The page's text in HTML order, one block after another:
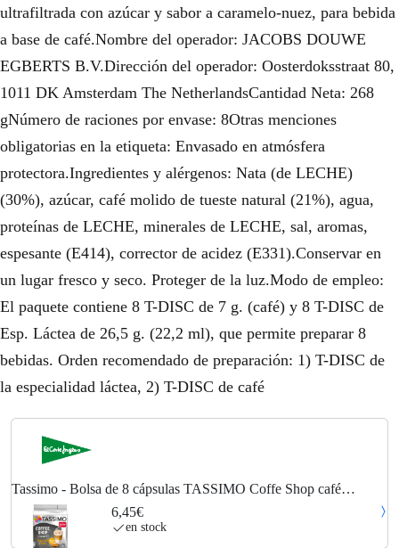
ultrafiltrada con azúcar y sabor a caramelo-nuez, para bebida
a base de café.Nombre del operador: JACOBS DOUWE
EGBERTS B.V.Dirección del operador: Oosterdoksstraat 80,
1011 DK Amsterdam The NetherlandsCantidad Neta: 268
gNúmero de raciones por envase: 8Otras menciones
obligatorias en la etiqueta: Envasado en atmósfera
protectora.Ingredientes y alérgenos: Nata (de LECHE)
(30%), azúcar, café molido de tueste natural (21%), agua,
proteínas de LECHE, minerales de LECHE, sal, aromas,
espesante (E414), corrector de acidez (E331).Conservar en
un lugar fresco y seco. Proteger de la luz.Modo de empleo:
El paquete contiene 8 T-DISC de 7 g. (café) y 8 T-DISC de
Esp. Láctea de 26,5 g. (22,2 ml), que permite preparar 8
bebidas. Orden recomendado de preparación: 1) T-DISC de
la especialidad láctea, 2) T-DISC de café
Tassimo - Bolsa de 8 cápsulas TASSIMO Coffe Shop café
espresso sabor caramelo con nueces y con suave espuma de leche.
6,45€
en stock